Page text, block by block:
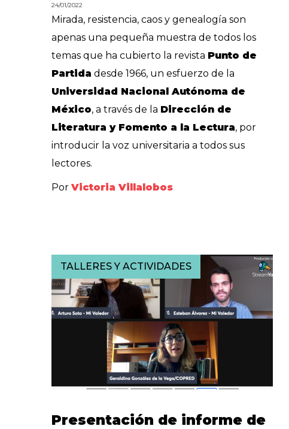
24/01/2022
Mirada, resistencia, caos y genealogía son
apenas una pequeña muestra de todos los
temas que ha cubierto la revista Punto de
Partida desde 1966, un esfuerzo de la
Universidad Nacional Autónoma de
México, a través de la Dirección de
Literatura y Fomento a la Lectura, por
introducir la voz universitaria a todos sus
lectores.
PorVictoria Villalobos
TALLERES Y ACTIVIDADES
Presentación de informe de